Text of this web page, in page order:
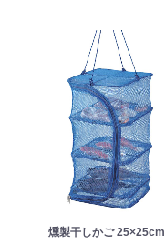
燻製干しかご 25×25cm